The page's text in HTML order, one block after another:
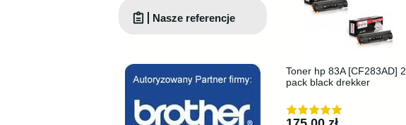
Toner hp 83A [CF283AD] 2
pack black drekker
Nasze referencje